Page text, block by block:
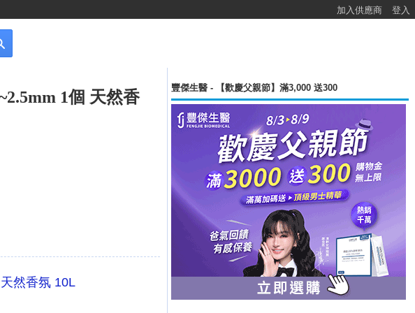
加入供應商 登入
1個 天然香
然香氛 10L
豐傑生醫 - 【歡慶父親節】滿3,000 送300